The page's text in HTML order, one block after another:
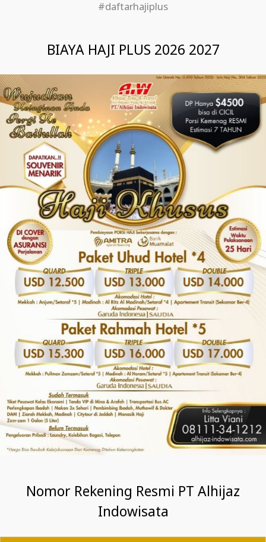
#daftarhajiplus
BIAYA HAJI PLUS 2026 2027
Nomor Rekening Resmi PT Alhijaz
Indowisata